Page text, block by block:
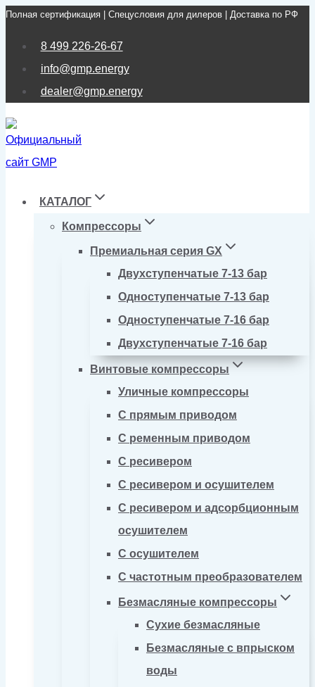
Перейти
Полная сертификация | Спецусловия для дилеров | Доставка по РФ
8 499 226-26-67
info@gmp.energy
dealer@gmp.energy
КАТАЛОГ
Компрессоры
Премиальная серия GX
Двухступенчатые 7-13 бар
Одноступенчатые 7-13 бар
Одноступенчатые 7-16 бар
Двухступенчатые 7-16 бар
Винтовые компрессоры
Уличные компрессоры
С прямым приводом
С ременным приводом
С ресивером
С ресивером и осушителем
С ресивером и адсорбционным
осушителем
С осушителем
С частотным преобразователем
Безмасляные компрессоры
Сухие безмасляные
Безмасляные с впрыском
воды